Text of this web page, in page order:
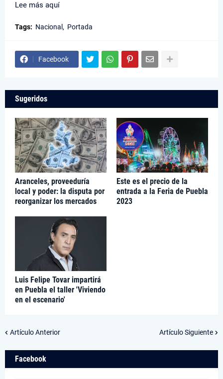
Lee más aquí
Tags: Nacional Portada
Facebook
Sugeridos
Aranceles, proveeduría
local y poder: la disputa por
reorganizar los mercados
Este es el precio de la
entrada a la Feria de Puebla
2023
Luis Felipe Tovar impartirá
en Puebla el taller 'Viviendo
en el escenario'
Artículo Anterior Artículo Siguiente
Facebook